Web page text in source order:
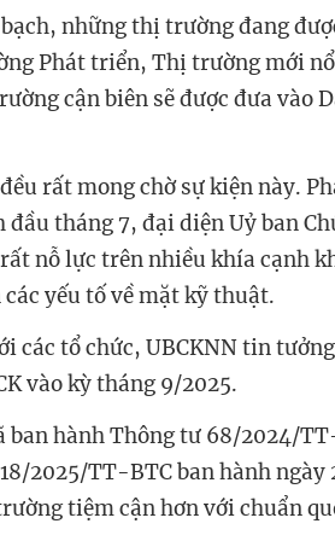
những thị trường đang
Phát triển, Thị trường mới
cận biên sẽ được đưa vào
rất mong chờ sự kiện này.
tháng 7, đại diện Uỷ ban
nỗ lực trên nhiều khía cạnh
yếu tố về mặt kỹ thuật.
các tổ chức, UBCKNN tin
vào kỳ tháng 9/2025.
ban hành Thông tư 68/2024/
2025/TT-BTC ban hành ngày
tiệm cận hơn với chuẩn